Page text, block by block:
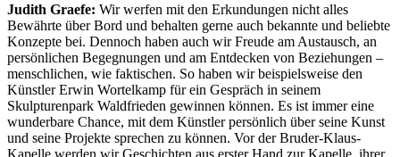
Judith Graefe: Wir werfen mit den Erkundungen nicht alles
Bewährte über Bord und behalten gerne auch bekannte und beliebte
Konzepte bei. Dennoch haben auch wir Freude am Austausch, an
persönlichen Begegnungen und am Entdecken von Beziehungen –
menschlichen, wie faktischen. So haben wir beispielsweise den
Künstler Erwin Wortelkamp für ein Gespräch in seinem
Skulpturenpark Waldfrieden gewinnen können. Es ist immer eine
wunderbare Chance, mit dem Künstler persönlich über seine Kunst
und seine Projekte sprechen zu können. Vor der Bruder-Klaus-
Kapelle werden wir Geschichten aus erster Hand zur Kapelle, ihrer